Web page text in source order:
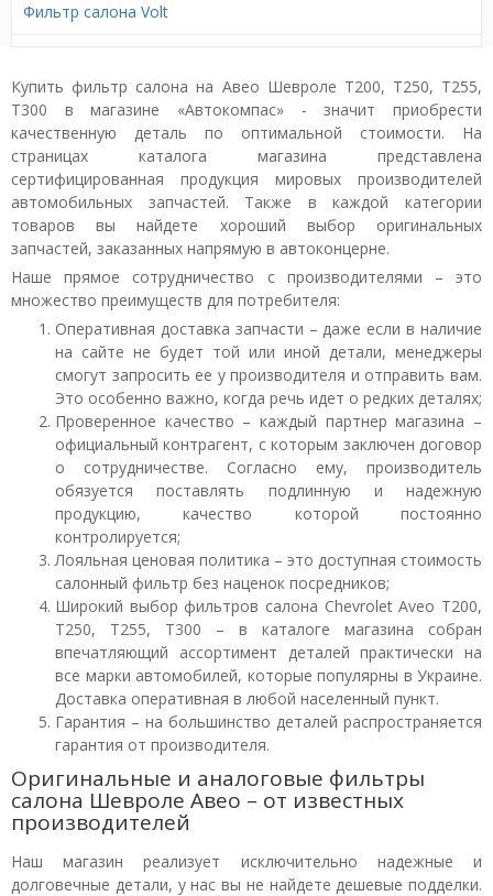
Фильтр салона Volt
Купить фильтр салона на Авео Шевроле T200, T250, T255,
T300 в магазине «Автокомпас» - значит приобрести
качественную деталь по оптимальной стоимости. На
страницах каталога магазина представлена
сертифицированная продукция мировых производителей
автомобильных запчастей. Также в каждой категории
товаров вы найдете хороший выбор оригинальных
запчастей, заказанных напрямую в автоконцерне.
Наше прямое сотрудничество с производителями – это
множество преимуществ для потребителя:
Оперативная доставка запчасти – даже если в наличие
на сайте не будет той или иной детали, менеджеры
смогут запросить ее у производителя и отправить вам.
Это особенно важно, когда речь идет о редких деталях;
Проверенное качество – каждый партнер магазина –
официальный контрагент, с которым заключен договор
о сотрудничестве. Согласно ему, производитель
обязуется поставлять подлинную и надежную
продукцию, качество которой постоянно
контролируется;
Лояльная ценовая политика – это доступная стоимость
салонный фильтр без наценок посредников;
Широкий выбор фильтров салона Chevrolet Aveo T200,
T250, T255, T300 – в каталоге магазина собран
впечатляющий ассортимент деталей практически на
все марки автомобилей, которые популярны в Украине.
Доставка оперативная в любой населенный пункт.
Гарантия – на большинство деталей распространяется
гарантия от производителя.
Оригинальные и аналоговые фильтры
салона Шевроле Авео – от известных
производителей
Наш магазин реализует исключительно надежные и
долговечные детали, у нас вы не найдете дешевые подделки.